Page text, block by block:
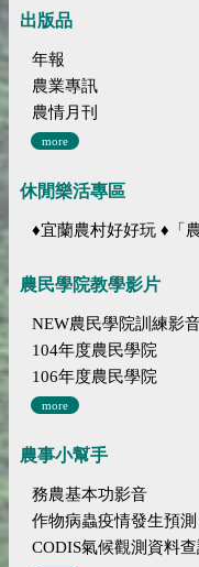
出版品
年報
農業專訊
農情月刊
more
休閒樂活專區
♦宜蘭農村好好玩 ♦「農、藝、山、水」四條遊程
農民學院教學影片
NEW農民學院訓練影
104年度農民學院
106年度農民學院
more
農事小幫手
務農基本功影音
作物病蟲疫情發生預測
CODIS氣候觀測資料